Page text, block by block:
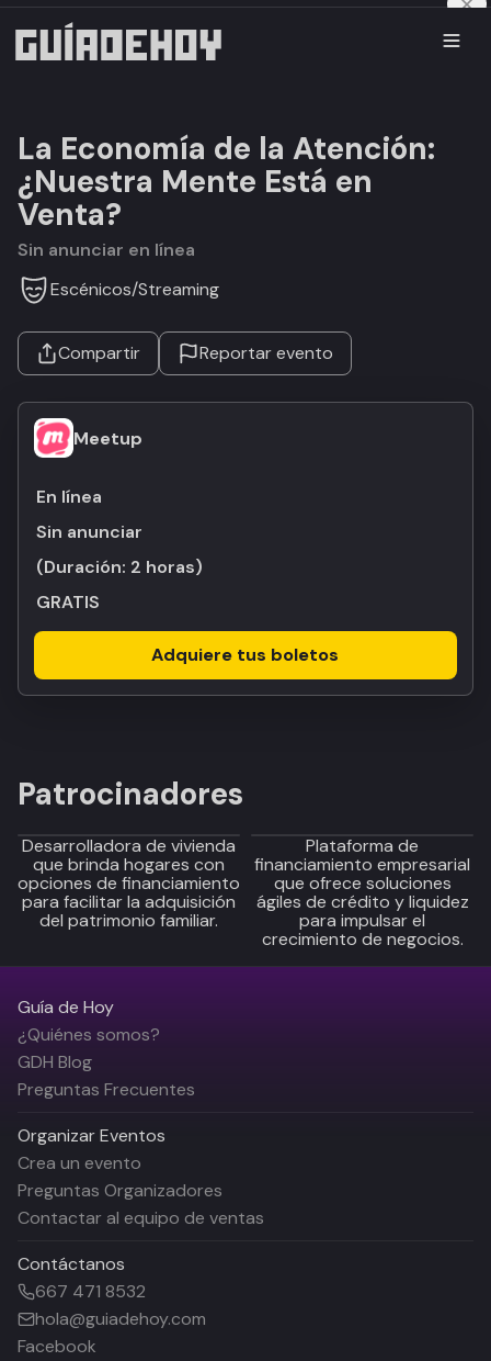
La Economía de la Atención:
¿Nuestra Mente Está en
Venta?
Sin anunciar en línea
Escénicos/Streaming
Compartir Reportar evento
Meetup
En línea
Sin anunciar
(Duración: 2 horas)
GRATIS
Adquiere tus boletos
Patrocinadores
Desarrolladora de vivienda
que brinda hogares con
opciones de financiamiento
para facilitar la adquisición
del patrimonio familiar.
Plataforma de
financiamiento empresarial
que ofrece soluciones
ágiles de crédito y liquidez
para impulsar el
crecimiento de negocios.
Guía de Hoy
¿Quiénes somos?
GDH Blog
Preguntas Frecuentes
Organizar Eventos
Crea un evento
Preguntas Organizadores
Contactar al equipo de ventas
Contáctanos
667 471 8532
hola@guiadehoy.com
Facebook